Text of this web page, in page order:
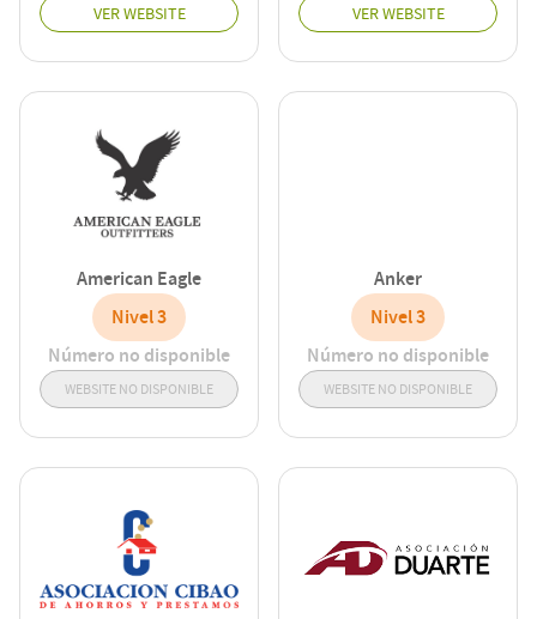
VER WEBSITE VER WEBSITE
American Eagle
Nivel 3
Número no disponible
WEBSITE NO DISPONIBLE
Anker
Nivel 3
Número no disponible
WEBSITE NO DISPONIBLE